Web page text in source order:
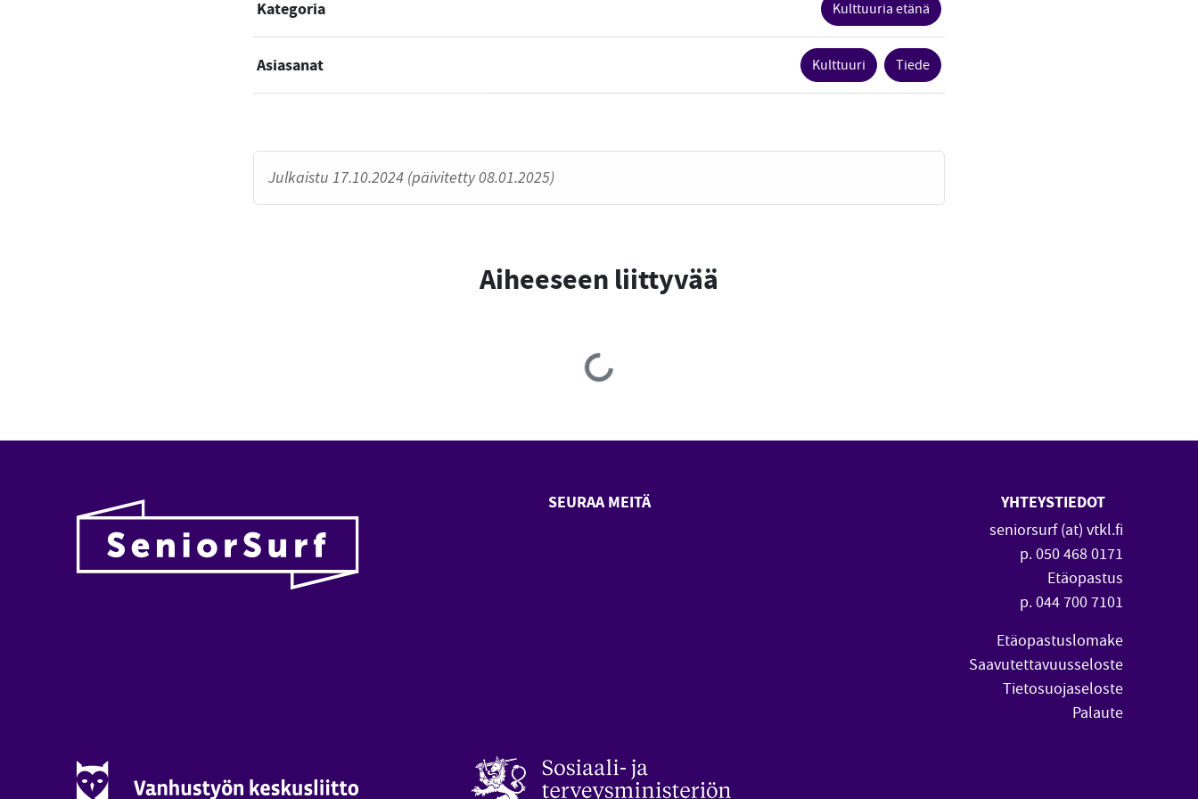
Kategoria Kulttuuria etänä
Asiasanat Kulttuuri Tiede
Julkaistu 17.10.2024 (päivitetty 08.01.2025)
Aiheeseen liittyvää
Loading...
SEURAA MEITÄ
YHTEYSTIEDOT
seniorsurf (at) vtkl.fi
p. 050 468 0171
Etäopastus
p. 044 700 7101
Etäopastuslomake
Saavutettavuusseloste
Tietosuojaseloste
Palaute
Vanhustyön keskusliitto (avautuu uuteen ikkunaan)